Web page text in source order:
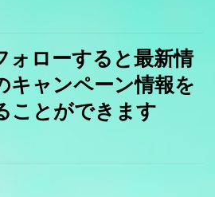
ローすると最新情
キャンペーン情報を
ことができます